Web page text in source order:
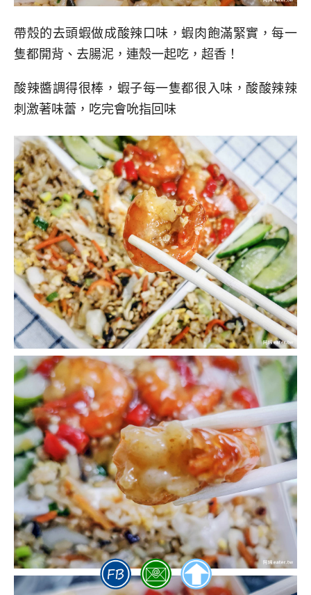
帶殼的去頭蝦做成酸辣口味，蝦肉飽滿緊實，每一
隻都開背、去腸泥，連殼一起吃，超香！
酸辣醬調得很棒，蝦子每一隻都很入味，酸酸辣辣
刺激著味蕾，吃完會吮指回味